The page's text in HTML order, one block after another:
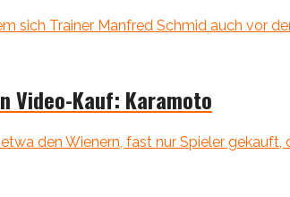
sich Trainer Manfred Schmid auch vor
Video-Kauf: Karamoto
den Wienern, fast nur Spieler gekauft,